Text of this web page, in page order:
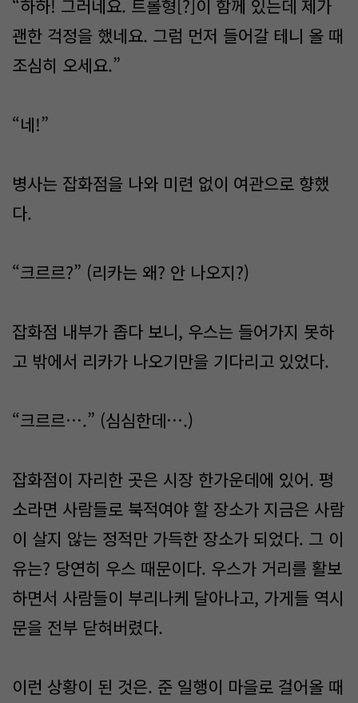
“하하! 그러네요. 트롤형[?]이 함께 있는데 제가
괜한 걱정을 했네요. 그럼 먼저 들어갈 테니 올 때
조심히 오세요.”
“네!”
병사는 잡화점을 나와 미련 없이 여관으로 향했
다.
“크르르?” (리카는 왜? 안 나오지?)
잡화점 내부가 좁다 보니, 우스는 들어가지 못하
고 밖에서 리카가 나오기만을 기다리고 있었다.
“크르르….” (심심한데….)
잡화점이 자리한 곳은 시장 한가운데에 있어. 평
소라면 사람들로 북적여야 할 장소가 지금은 사람
이 살지 않는 정적만 가득한 장소가 되었다. 그 이
유는? 당연히 우스 때문이다. 우스가 거리를 활보
하면서 사람들이 부리나케 달아나고, 가게들 역시
문을 전부 닫혀버렸다.
이런 상황이 된 것은. 준 일행이 마을로 걸어올 때